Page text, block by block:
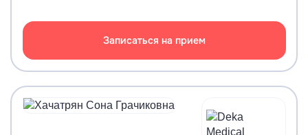
Записаться на прием